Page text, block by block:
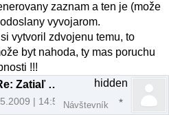
zaznam a ten je (može
vyvojarom.
vytvoril zdvojenu temu, to
byt nahoda, ty mas poruchu
!!!
Re: Zatiaľ si vyskúšaj aj iné distrá ...
| 14:52
hidden
Návštevník